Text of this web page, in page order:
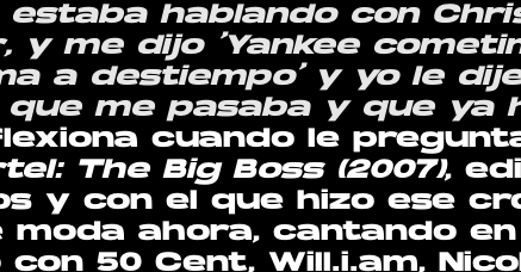
estaba hablando con
y me dijo ‘Yankee
a destiempo’ y yo le
me pasaba y que ya
cuando le
The Big Boss (2007),
y con el que hizo ese
moda ahora, cantando
50 Cent, Will.i.am,